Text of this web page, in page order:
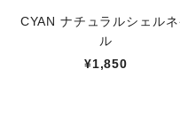
CYAN ナチュラルシェルネ
ル
¥1,850